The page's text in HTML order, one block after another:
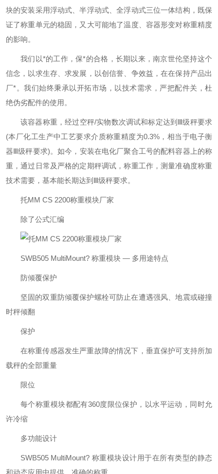
块的安装采用浮动式、半浮动式、全浮动式三位一体结构，既保
证了称重单元的稳固，又大可能地了温度、容器形变对称重精度
的影响。
我们以*的工作，保*的合格，长期以来，南京世伦坚持这个
信念，以求生存、求发展，以创信誉、争效益，在在保持产品出
厂*。我们始终秉承以开拓市场，以技术需求，严把配件关，杜
绝伪劣配件的使用。
该容器称重，经过空秤/实物数次调试和标定达到Ⅲ级秤要求
(本厂化工生产中工艺要求介质称重精度为0.3%，相当于电子衡
器Ⅲ级秤要求)。如今，安装在电化厂聚合工号的配料容器上的称
重，通过日常及严格的定期秤调试，称重工作，测量准确度称重
技术需要，基本能长期达到Ⅲ级秤要求。
托MM CS 2200称重模块厂家
除了公式汇编
SWB505 MultiMount? 称重模块 — 多用途特点
防倾覆保护
坚固的双重防倾覆保护螺栓可防止在遭遇强风、地震或碰撞
时秤倾翻
保护
在称重传感器发生严重故障的情况下，垂直保护可支持所加
载秤的全部重量
限位
每个称重模块都配有360度限位保护，以水平运动，同时允
许冷缩
多功能设计
SWB505 MultiMount? 称重模块设计用于在所有类型的静态
和动态应用中提供、准确的称重。